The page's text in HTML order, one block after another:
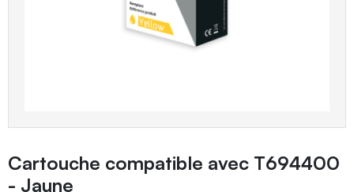
Cartouche compatible avec T694400
- Jaune